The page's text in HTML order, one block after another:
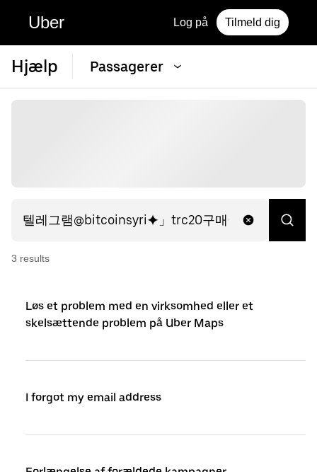
Uber Log på Tilmeld dig
Hjælp Passagerer
3 results
Løs et problem med en virksomhed eller et
skelsættende problem på Uber Maps
I forgot my email address